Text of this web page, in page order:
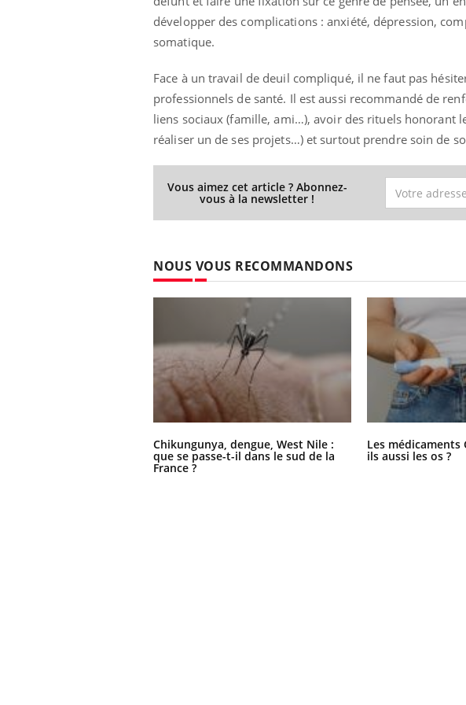
développer des complications : anxiété, dépression,
somatique.
Face à un travail de deuil compliqué, il ne faut pas
professionnels de santé. Il est aussi recommandé de
liens sociaux (famille, ami…), avoir des rituels honorant
réaliser un de ses projets…) et surtout prendre soin de
Vous aimez cet article ? Abonnez-
vous à la newsletter !
NOUS VOUS RECOMMANDONS
Chikungunya, dengue, West Nile :
que se passe-t-il dans le sud de la
France ?
Les médicaments
ils aussi les os ?